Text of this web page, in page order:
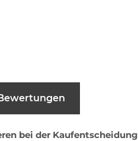
bei der Kaufentscheidung